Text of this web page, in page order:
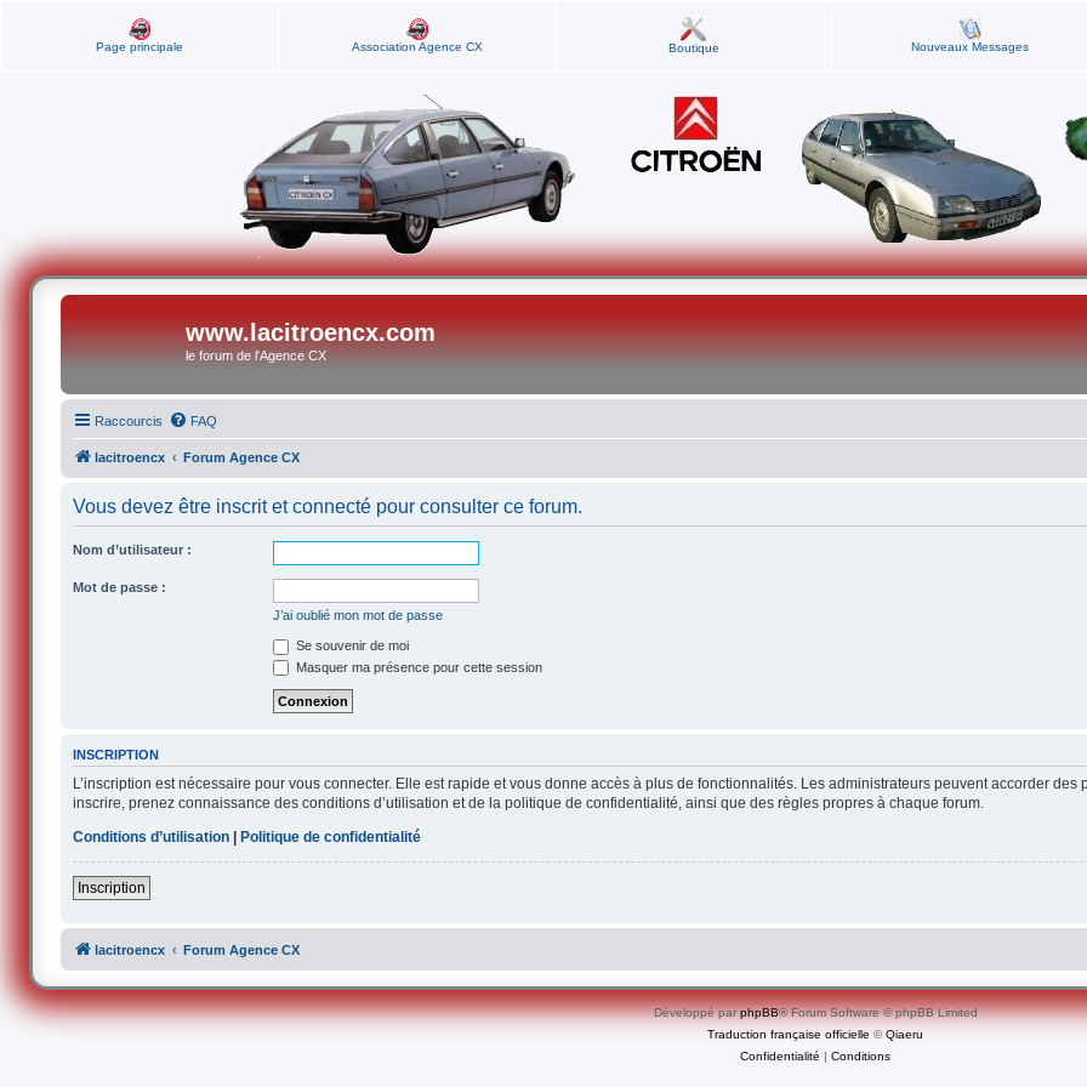
Page principale Association Agence CX Boutique Nouveaux Messages
www.lacitroencx.com
le forum de l'Agence CX
Raccourcis FAQ
lacitroencx Forum Agence CX
Vous devez être inscrit et connecté pour consulter ce forum.
Nom d’utilisateur :
Mot de passe :
J’ai oublié mon mot de passe
Se souvenir de moi
Masquer ma présence pour cette session
INSCRIPTION
L’inscription est nécessaire pour vous connecter. Elle est rapide et vous donne accès à plus de fonctionnalités. Les administrateurs peuvent accorder
inscrire, prenez connaissance des conditions d’utilisation et de la politique de confidentialité, ainsi que des règles propres à chaque forum.
Conditions d’utilisation |Politique de confidentialité
Inscription
lacitroencx Forum Agence CX
Développé parphpBB® Forum Software © phpBB Limited
Traduction française officielle ©Qiaeru
Confidentialité | Conditions